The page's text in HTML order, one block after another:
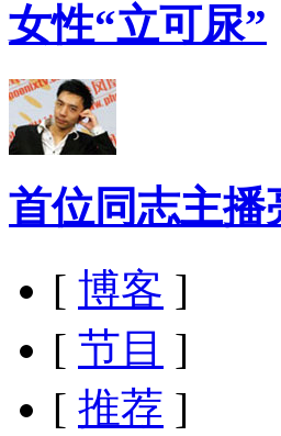
女性“立可尿”
首位同志主播
[ 博客 ]
[ 节目 ]
[ 推荐 ]